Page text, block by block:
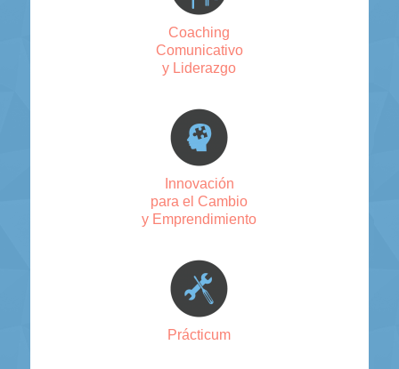
Coaching
Comunicativo
y Liderazgo
Innovación
para el Cambio
y Emprendimiento
Prácticum